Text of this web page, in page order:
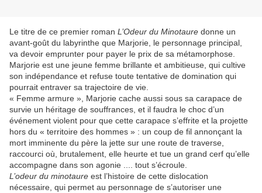
Le titre de ce premier roman L’Odeur du Minotaure donne un
avant-goût du labyrinthe que Marjorie, le personnage principal,
va devoir emprunter pour payer le prix de sa métamorphose.
Marjorie est une jeune femme brillante et ambitieuse, qui cultive
son indépendance et refuse toute tentative de domination qui
pourrait entraver sa trajectoire de vie.
« Femme armure », Marjorie cache aussi sous sa carapace de
survie un héritage de souffrances, et il faudra le choc d’un
événement violent pour que cette carapace s’effrite et la projette
hors du « territoire des hommes » : un coup de fil annonçant la
mort imminente du père la jette sur une route de traverse,
raccourci où, brutalement, elle heurte et tue un grand cerf qu’elle
accompagne dans son agonie .... tout s’écroule.
L’odeur du minotaure est l’histoire de cette dislocation
nécessaire, qui permet au personnage de s’autoriser une